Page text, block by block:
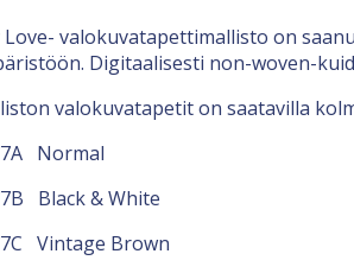
Love- valokuvatapettimallisto on
Digitaalisesti non-woven-
valokuvatapetit on saatavilla
Normal
Black & White
Vintage Brown